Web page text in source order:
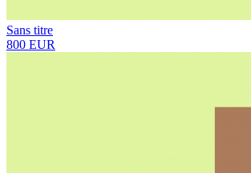
Sans titre
800 EUR